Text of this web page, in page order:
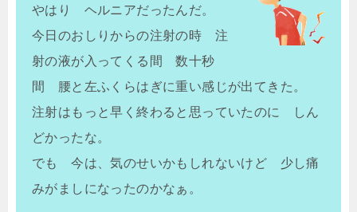
やはり ヘルニアだったんだ。
今日のおしりからの注射の時 注
射の液が入ってくる間 数十秒
間 腰と左ふくらはぎに重い感じが出てきた。
注射はもっと早く終わると思っていたのに しん
どかったな。
でも 今は、気のせいかもしれないけど 少し痛
みがましになったのかなぁ。